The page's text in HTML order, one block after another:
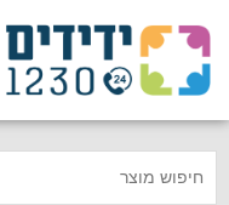
לתוכן